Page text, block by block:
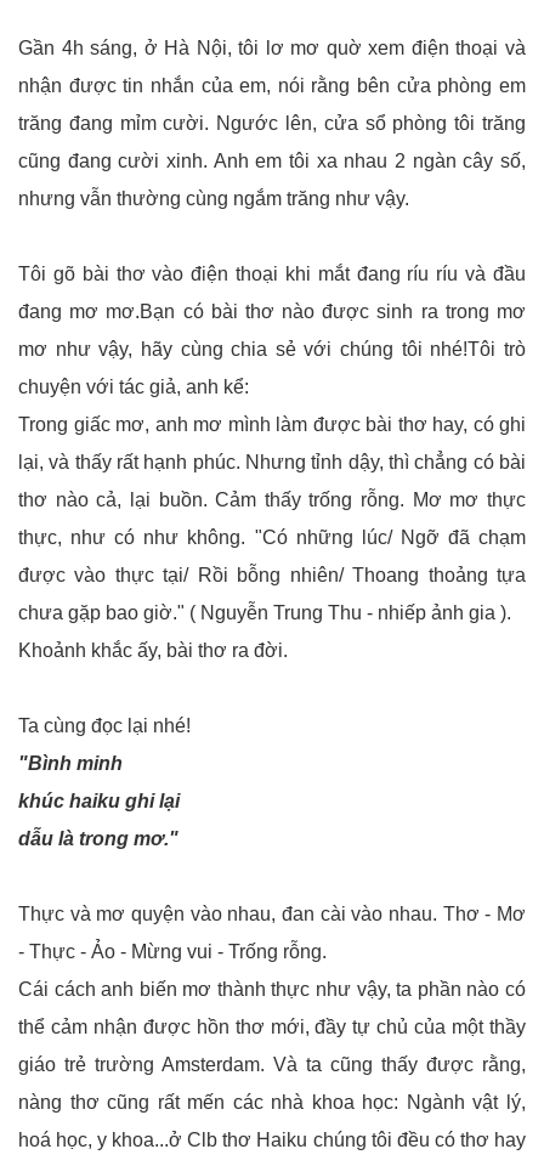
Gần 4h sáng, ở Hà Nội, tôi lơ mơ quờ xem điện thoại và
nhận được tin nhắn của em, nói rằng bên cửa phòng em
trăng đang mỉm cười. Ngước lên, cửa sổ phòng tôi trăng
cũng đang cười xinh. Anh em tôi xa nhau 2 ngàn cây số,
nhưng vẫn thường cùng ngắm trăng như vậy.
Tôi gõ bài thơ vào điện thoại khi mắt đang ríu ríu và đầu
đang mơ mơ.Bạn có bài thơ nào được sinh ra trong mơ
mơ như vậy, hãy cùng chia sẻ với chúng tôi nhé!Tôi trò
chuyện với tác giả, anh kể:
Trong giấc mơ, anh mơ mình làm được bài thơ hay, có ghi
lại, và thấy rất hạnh phúc. Nhưng tỉnh dậy, thì chẳng có bài
thơ nào cả, lại buồn. Cảm thấy trống rỗng. Mơ mơ thực
thực, như có như không. "Có những lúc/ Ngỡ đã chạm
được vào thực tại/ Rồi bỗng nhiên/ Thoang thoảng tựa
chưa gặp bao giờ." ( Nguyễn Trung Thu - nhiếp ảnh gia ).
Khoảnh khắc ấy, bài thơ ra đời.
Ta cùng đọc lại nhé!
"Bình minh
khúc haiku ghi lại
dẫu là trong mơ."
Thực và mơ quyện vào nhau, đan cài vào nhau. Thơ - Mơ
- Thực - Ảo - Mừng vui - Trống rỗng.
Cái cách anh biến mơ thành thực như vậy, ta phần nào có
thể cảm nhận được hồn thơ mới, đầy tự chủ của một thầy
giáo trẻ trường Amsterdam. Và ta cũng thấy được rằng,
nàng thơ cũng rất mến các nhà khoa học: Ngành vật lý,
hoá học, y khoa...ở Clb thơ Haiku chúng tôi đều có thơ hay